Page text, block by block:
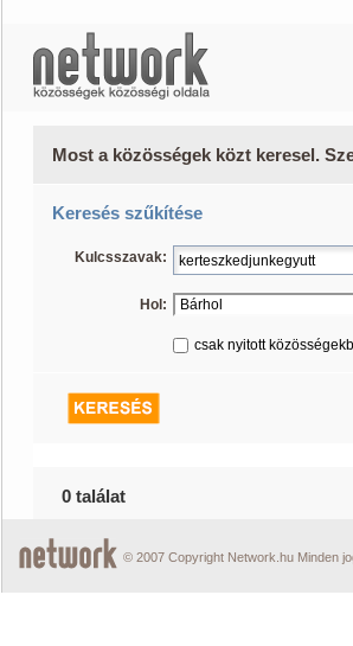
Most a közösségek közt keresel.
Keresés szűkítése
Kulcsszavak:
Hol:
csak nyitott
0 találat
© 2007 Copyright Network.hu Minden